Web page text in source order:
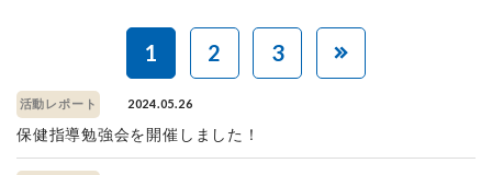
1 2 3
活動レポート 2024.05.26
保健指導勉強会を開催しました！